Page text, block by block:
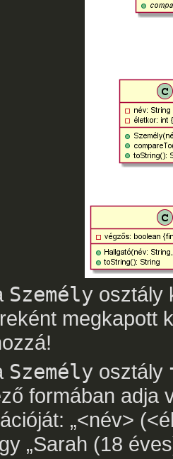
Személy osztály
megkapott
Személy osztály
formában adja
„<név>
„Sarah (18